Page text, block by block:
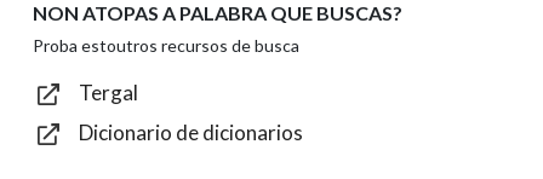
Enviar
NON ATOPAS A PALABRA QUE BUSCAS?
Proba estoutros recursos de busca
Tergal
Dicionario de dicionarios